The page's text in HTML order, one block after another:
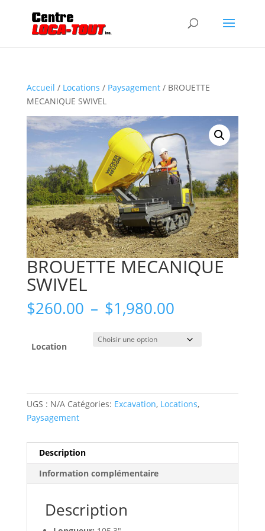
Accueil / Locations / Paysagement/ BROUETTE
MECANIQUE SWIVEL
BROUETTE MECANIQUE
SWIVEL
$260.00 – $1,980.00Plage
prix :
$260.00
Location
UGS : N/A Catégories: Excavation, Locations,
Paysagement
Description
Information complémentaire
Description